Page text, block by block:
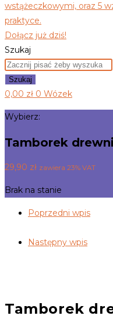
wstążeczkowymi, oraz 5
praktyce.
Dołącz już dziś!
Szukaj
Szukaj
0,00 zł 0 Wózek
Wybierz:
Tamborek
29,90 zł zawiera 23% VAT
Brak na stanie
Poprzedni wpis
Następny wpis
Tamborek